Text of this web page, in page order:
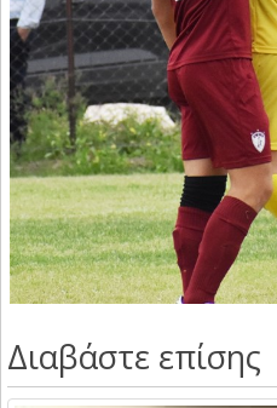
Διαβάστε επίσης